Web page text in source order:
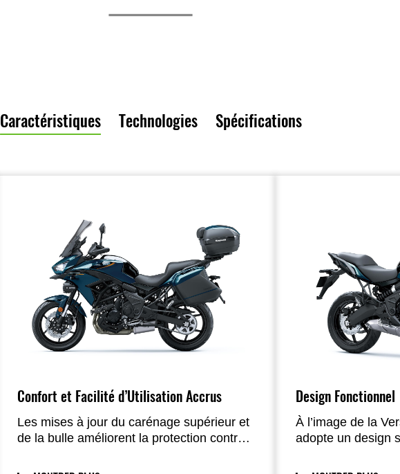
Caractéristiques Technologies Spécifications
Confort et Facilité d’Utilisation Accrus
Les mises à jour du carénage supérieur et
de la bulle améliorent la protection contre
distances ; le nouvel écran TFT couleur de
Design Fonctionnel
À l’image de la
adopte un design
une continuité